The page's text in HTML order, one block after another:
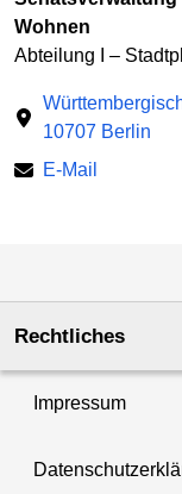
Wohnen
Abteilung I –
10707 Berlin
E-Mail
Rechtliches
Impressum